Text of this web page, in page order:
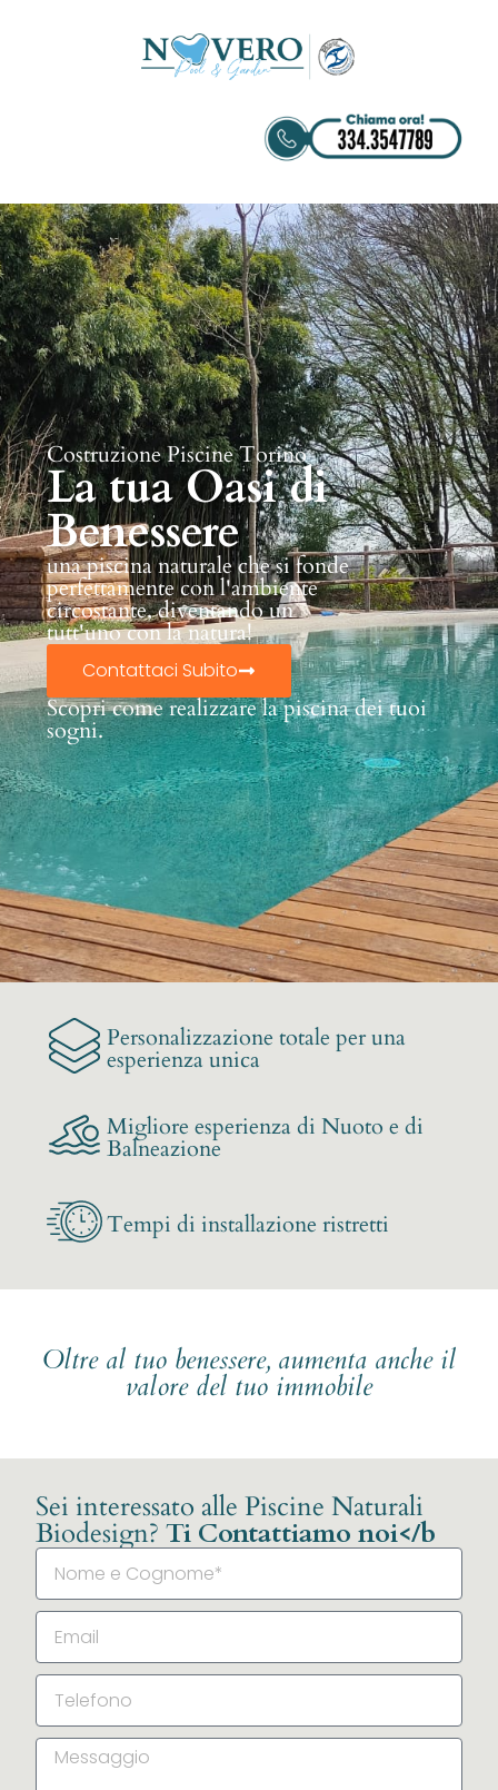
Costruzione Piscine Torino
La tua Oasi di
Benessere
una piscina naturale che si fonde
perfettamente con l'ambiente
circostante, diventando un
tutt'uno con la natura!
Contattaci Subito
Scopri come realizzare la piscina dei tuoi
sogni.
Personalizzazione totale per una
esperienza unica
Migliore esperienza di Nuoto e di
Balneazione
Tempi di installazione ristretti
Oltre al tuo benessere, aumenta anche il
valore del tuo immobile
Sei interessato alle Piscine Naturali
Biodesign? Ti Contattiamo noi</b